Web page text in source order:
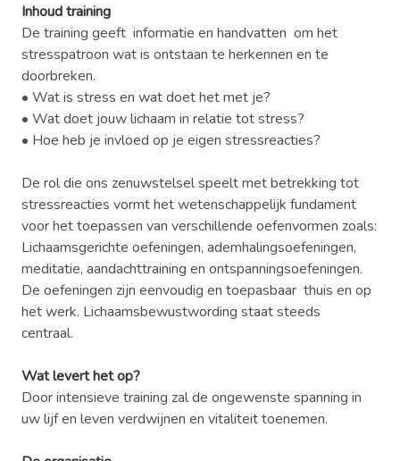
Inhoud training
De training geeft informatie en handvatten om het
stresspatroon wat is ontstaan te herkennen en te
doorbreken.
• Wat is stress en wat doet het met je?
• Wat doet jouw lichaam in relatie tot stress?
• Hoe heb je invloed op je eigen stressreacties?
De rol die ons zenuwstelsel speelt met betrekking tot
stressreacties vormt het wetenschappelijk fundament
voor het toepassen van verschillende oefenvormen zoals:
Lichaamsgerichte oefeningen, ademhalingsoefeningen,
meditatie, aandachttraining en ontspanningsoefeningen.
De oefeningen zijn eenvoudig en toepasbaar thuis en op
het werk. Lichaamsbewustwording staat steeds
centraal.
Wat levert het op?
Door intensieve training zal de ongewenste spanning in
uw lijf en leven verdwijnen en vitaliteit toenemen.